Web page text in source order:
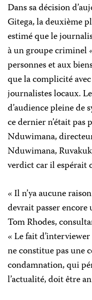
Dans sa décision
Gitega, la deuxième
estimé que le
à un groupe criminel
personnes et aux
que la complicité
journalistes locaux.
d’audience pleine de
ce dernier n’était pas
Nduwimana,
Nduwimana,
verdict car il espérait
« Il n’ya aucune
devrait passer
Tom Rhodes,
« Le fait
ne constitue pas une
condamnation, qui
l’actualité, doit être